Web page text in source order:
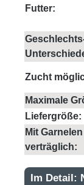
Futter:
Zucht
Maximale
Liefergröße:
Mit Garnelen
verträglich:
Im Detail: